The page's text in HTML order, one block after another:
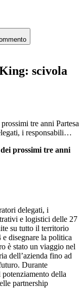
scivola
tre anni Partesa
i responsabili…
prossimi tre anni
delegati, i
e logistici delle 27
su tutto il territorio
disegnare la politica
è stato un viaggio nel
dell’azienda fino ad
Durante
della
partnership